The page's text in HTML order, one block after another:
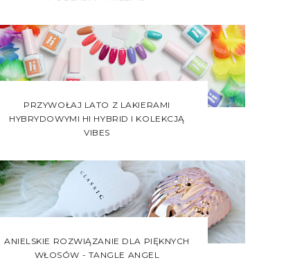
PRZYWOŁAJ LATO Z LAKIERAMI
HYBRYDOWYMI HI HYBRID I KOLEKCJĄ
VIBES
ANIELSKIE ROZWIĄZANIE DLA PIĘKNYCH
WŁOSÓW - TANGLE ANGEL